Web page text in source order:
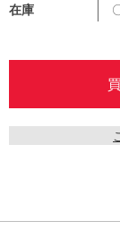
在庫